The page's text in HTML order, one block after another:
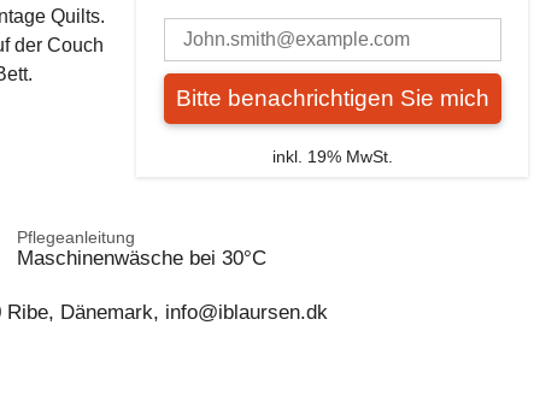
Bitte benachrichtigen Sie mich
inkl. 19% MwSt.
Quilts.
der Couch
Pflegeanleitung
Maschinenwäsche bei 30°C
Dänemark, info@iblaursen.dk